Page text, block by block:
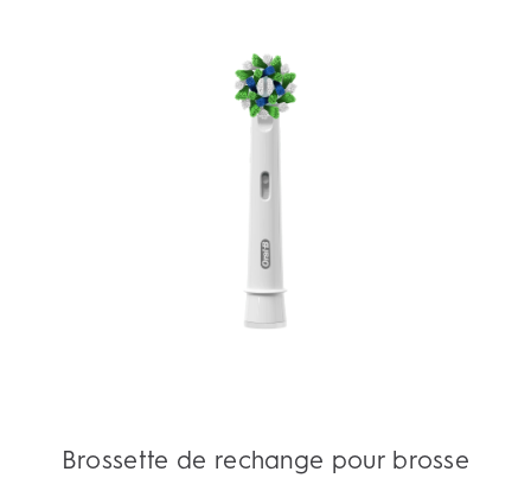
Brossette de rechange pour brosse